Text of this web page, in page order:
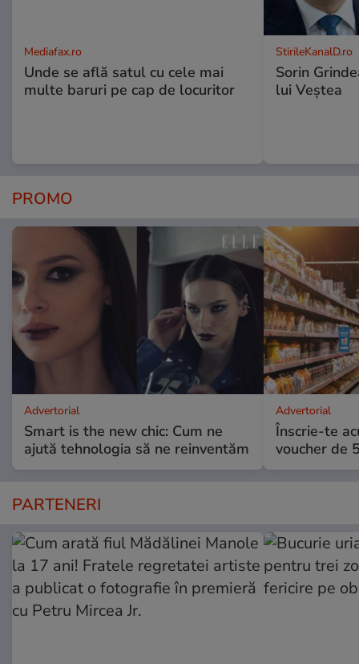
Mediafax.ro
Unde se află satul cu cele mai
multe baruri pe cap de locuritor
StirileKanalD.ro
Sorin
lui Veștea
PROMO
Advertorial
Smart is the new chic: Cum ne
ajută tehnologia să ne reinventăm
Advertorial
Înscrie-te
voucher de
PARTENERI